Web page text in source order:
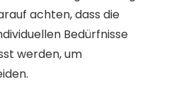
achten, dass die
Bedürfnisse
werden, um